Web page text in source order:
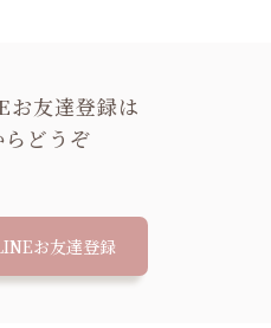
お友達登録は
らどうぞ
お友達登録